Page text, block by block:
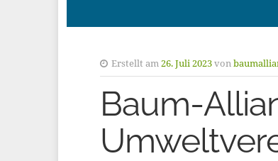
Erstellt am 26. Juli 2023von
Baum-